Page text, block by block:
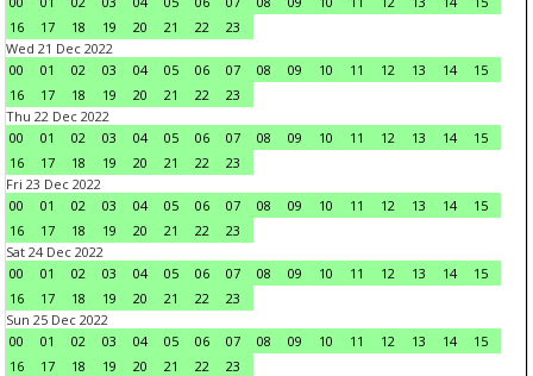
16
17 18 19 20 21 22
23
Wed 21 Dec 2022
00
01 02 03 04 05 06 07 08 09 10 11 12 13 14
15
16
17 18 19 20 21 22
23
Thu 22 Dec 2022
00
01 02 03 04 05 06 07 08 09 10 11 12 13 14
15
16
17 18 19 20 21 22
23
Fri 23 Dec 2022
00
01 02 03 04 05 06 07 08 09 10 11 12 13 14
15
16
17 18 19 20 21 22
23
Sat 24 Dec 2022
00
01 02 03 04 05 06 07 08 09 10 11 12 13 14
15
16
17 18 19 20 21 22
23
Sun 25 Dec 2022
00
01 02 03 04 05 06 07 08 09 10 11 12 13 14
15
16
17 18 19 20 21 22
23